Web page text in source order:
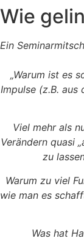
Wie
Ein
„Warum ist es
Impulse (z.B. aus
Viel mehr als
Verändern quasi
zu
Warum zu viel
wie man es
Was hat